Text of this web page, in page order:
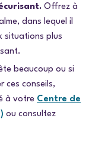
Offrez à
dans lequel il
situations plus
beaucoup ou si
ces conseils,
à votre Centre de
ou consultez